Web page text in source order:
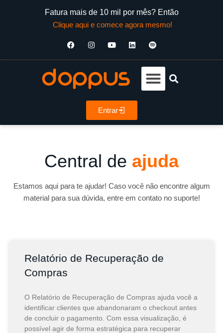
Fatura mais de 10 mil por mês? Então
Clique aqui e comece agora mesmo!
Entrar
Central de ajuda
Estamos aqui para te ajudar! Caso você não encontre algum
material para sua dúvida, entre em contato no suporte!
Relatório de Recuperação de
Compras
O Relatório de Recuperação de Compras ajuda você a
identificar clientes que abandonaram o checkout antes
de concluir o pagamento. Com essa visualização, é
possível agir de forma estratégica para recuperar